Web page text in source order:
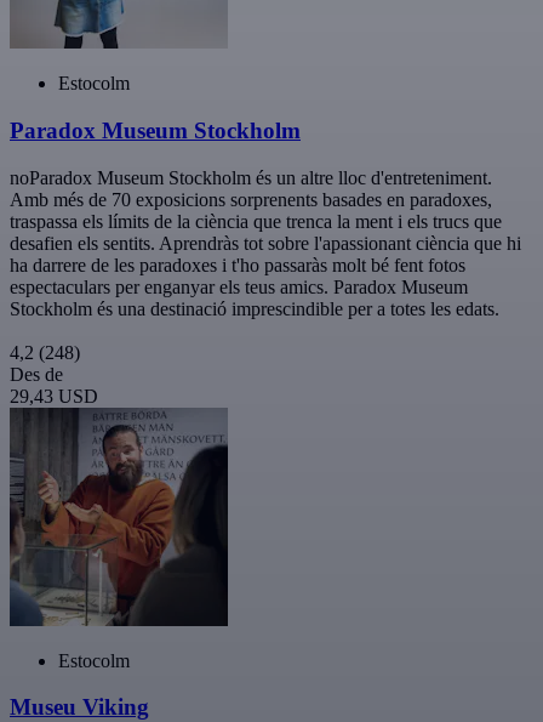
Estocolm
Paradox Museum Stockholm
noParadox Museum Stockholm és un altre lloc d'entreteniment.
Amb més de 70 exposicions sorprenents basades en paradoxes,
traspassa els límits de la ciència que trenca la ment i els trucs que
desafien els sentits. Aprendràs tot sobre l'apassionant ciència que hi
ha darrere de les paradoxes i t'ho passaràs molt bé fent fotos
espectaculars per enganyar els teus amics. Paradox Museum
Stockholm és una destinació imprescindible per a totes les edats.
4,2 (248)
Des de
29,43 USD
Estocolm
Museu Viking